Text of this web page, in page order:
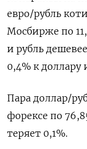
евро/рубль
Мосбирже ⁠по
и рубль
‌0,4% к доллару
Пара доллар/‌
форексе по
теряет 0,1%.